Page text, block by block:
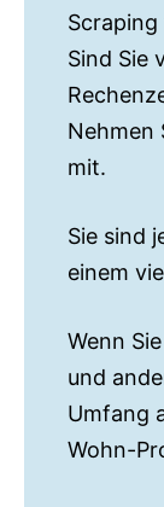
Sind Sie
Nehmen
mit.
Sie sind
einem
Wenn
und
Umfang
Wohn-